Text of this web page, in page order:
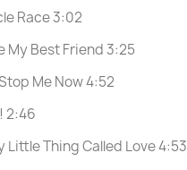
Race 3:02
My Best Friend 3:25
Me Now 4:52
2:46
Little Thing Called Love 4:53